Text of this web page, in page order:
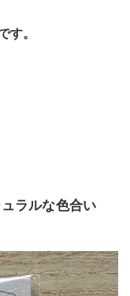
す。
ラルな色合い